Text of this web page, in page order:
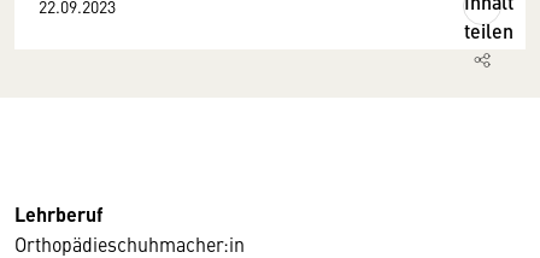
22.09.2023
teilen
Lehrberuf
Orthopädieschuhmacher:in